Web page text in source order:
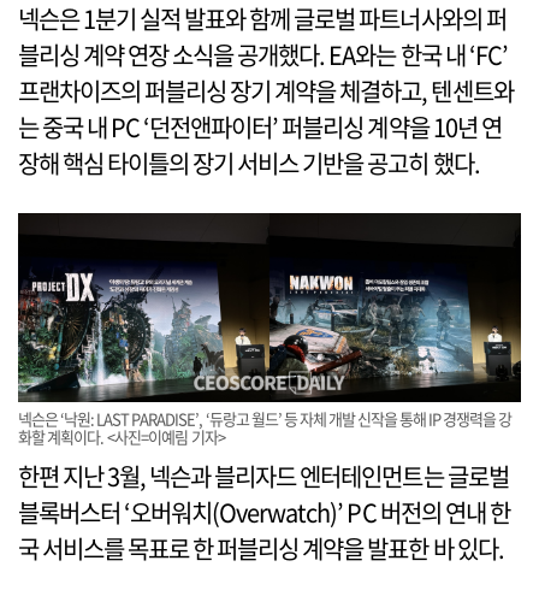
넥슨은 1분기 실적 발표와 함께 글로벌 파트너사와의 퍼
블리싱 계약 연장 소식을 공개했다. EA와는 한국 내 ‘FC’
프랜차이즈의 퍼블리싱 장기 계약을 체결하고, 텐센트와
는 중국 내 PC ‘던전앤파이터’ 퍼블리싱 계약을 10년 연
장해 핵심 타이틀의 장기 서비스 기반을 공고히 했다.
넥슨은 ‘낙원: LAST PARADISE’, ‘듀랑고 월드’ 등 자체 개발 신작을 통해 IP 경쟁력을 강
화할 계획이다. <사진=이예림 기자>
한편 지난 3월, 넥슨과 블리자드 엔터테인먼트는 글로벌
블록버스터 ‘오버워치(Overwatch)’ PC 버전의 연내 한
국 서비스를 목표로 한 퍼블리싱 계약을 발표한 바 있다.